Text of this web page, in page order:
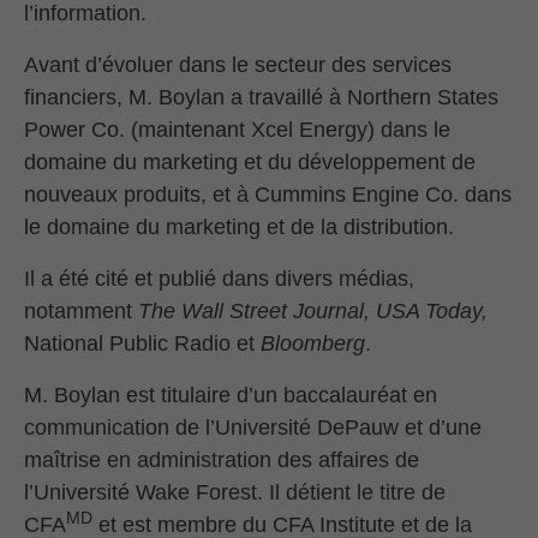
l’information.
Avant d’évoluer dans le secteur des services
financiers, M. Boylan a travaillé à Northern States
Power Co. (maintenant Xcel Energy) dans le
domaine du marketing et du développement de
nouveaux produits, et à Cummins Engine Co. dans
le domaine du marketing et de la distribution.
Il a été cité et publié dans divers médias,
notamment The Wall Street Journal, USA Today,
National Public Radio et Bloomberg.
M. Boylan est titulaire d’un baccalauréat en
communication de l’Université DePauw et d’une
maîtrise en administration des affaires de
l’Université Wake Forest. Il détient le titre de
CFAMD et est membre du CFA Institute et de la